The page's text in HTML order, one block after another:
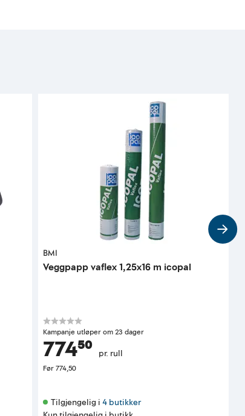
BMI
Veggpapp vaflex 1,25x16 m icopal
Kampanje utløper om 23 dager
774⁵⁰ pr. rull
Før774,50
Tilgjengelig i 4 butikker